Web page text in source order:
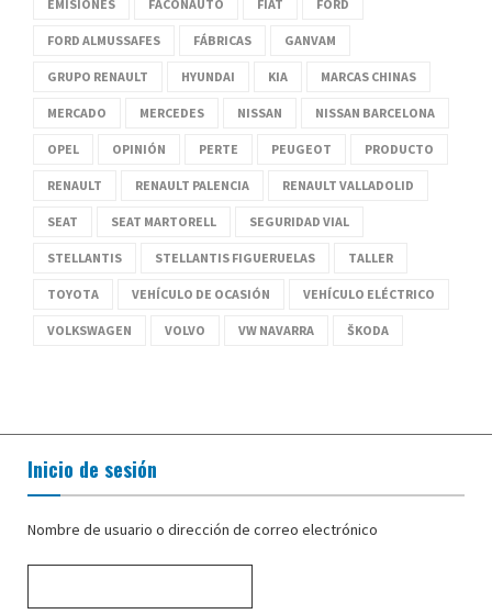
EMISIONES FACONAUTO FIAT FORD
FORD ALMUSSAFES FÁBRICAS GANVAM
GRUPO RENAULT HYUNDAI KIA MARCAS CHINAS
MERCADO MERCEDES NISSAN NISSAN BARCELONA
OPEL OPINIÓN PERTE PEUGEOT PRODUCTO
RENAULT RENAULT PALENCIA RENAULT VALLADOLID
SEAT SEAT MARTORELL SEGURIDAD VIAL
STELLANTIS STELLANTIS FIGUERUELAS TALLER
TOYOTA VEHÍCULO DE OCASIÓN VEHÍCULO ELÉCTRICO
VOLKSWAGEN VOLVO VW NAVARRA ŠKODA
Inicio de sesión
Nombre de usuario o dirección de correo electrónico